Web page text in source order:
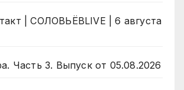
| СОЛОВЬЁВLIVE | 6 августа
Часть 3. Выпуск от 05.08.2026